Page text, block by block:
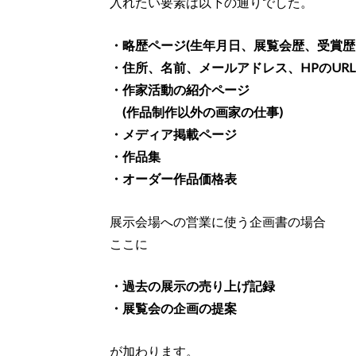
・略歴ページ(生年月日、展覧会歴、受賞
・住所、名前、メールアドレス、HPのURL
・作家活動の紹介ページ
(作品制作以外の画家の仕事)
・メディア掲載ページ
・作品集
・オーダー作品価格表
展示会場への営業に使う企画書の場合
ここに
・過去の展示の売り上げ記録
・展覧会の企画の提案
が加わります。